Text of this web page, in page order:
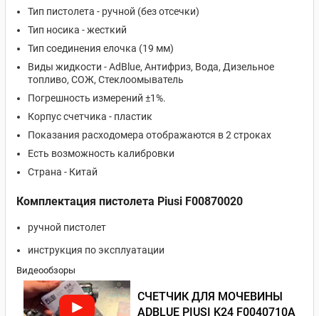
Тип пистолета - ручной (без отсечки)
Тип носика - жесткий
Тип соединения елочка (19 мм)
Виды жидкости - AdBlue, Антифриз, Вода, Дизельное
топливо, СОЖ, Стеклоомыватель
Погрешность измерений ±1%.
Корпус счетчика - пластик
Показания расходомера отображаются в 2 строках
Есть возможность калибровки
Страна - Китай
Комплектация пистолета Piusi F00870020
ручной пистолет
инструкция по эксплуатации
Видеообзоры
СЧЕТЧИК ДЛЯ МОЧЕВИНЫ
ADBLUE PIUSI K24 F0040710A